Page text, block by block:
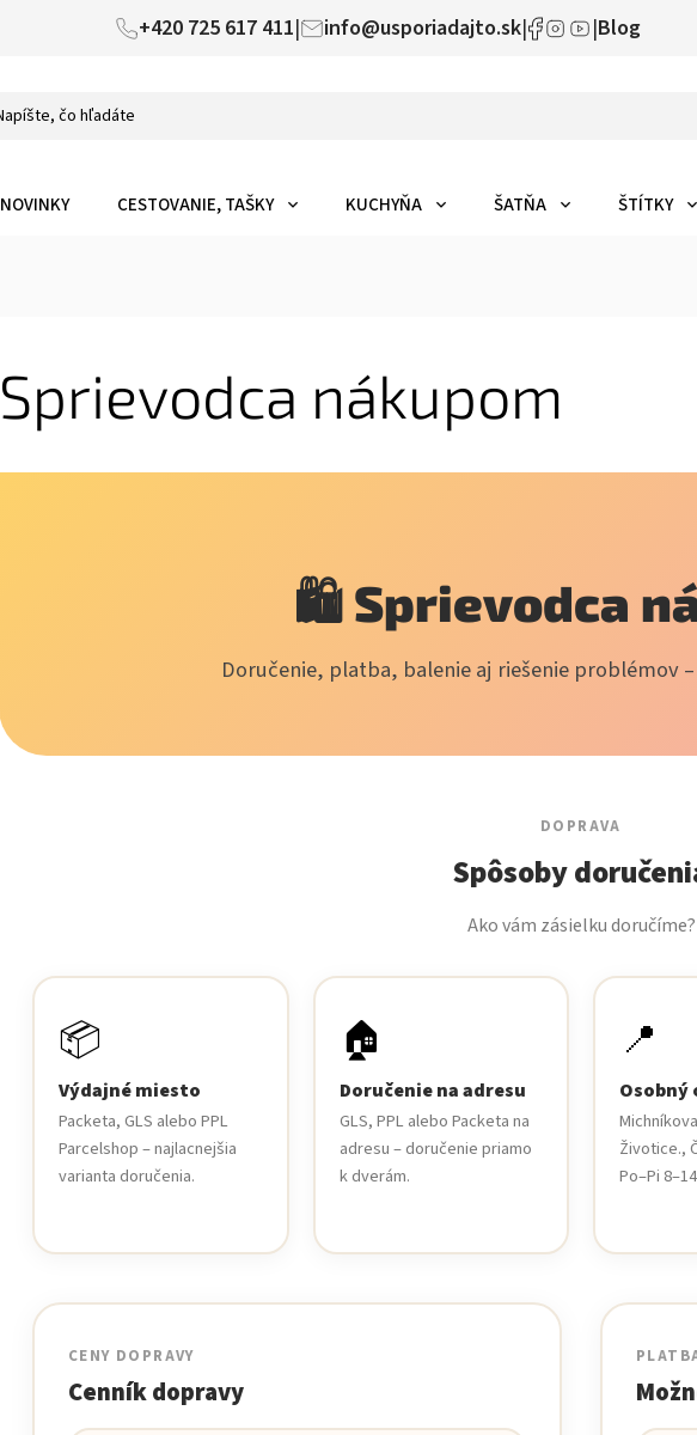
+420 725 617 411| info@usporiadajto.sk| |Blog
NOVINKY CESTOVANIE, TAŠKY KUCHYŇA ŠATŇA ŠTÍTKY
Sprievodca nákupom
🛍️ Sprievodca
Doručenie, platba, balenie aj riešenie problémov
DOPRAVA
Spôsoby
Ako vám zásielku doručíme?
📦
Výdajné miesto
Packeta, GLS alebo PPL
Parcelshop – najlacnejšia
varianta doručenia.
🏠
Doručenie na adresu
GLS, PPL alebo Packeta na
adresu – doručenie priamo
k dverám.
📍
Osobný
Životice.,
Po–Pi
CENY DOPRAVY
Cenník dopravy